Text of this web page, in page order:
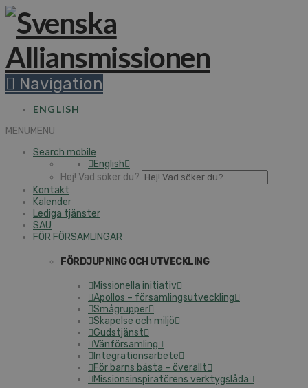
Navigation
ENGLISH
MENUMENU
Search mobile
English
Hej! Vad söker du?
Kontakt
Kalender
Lediga tjänster
SAU
FÖR FÖRSAMLINGAR
FÖRDJUPNING OCH UTVECKLING
Missionella initiativ
Apollos – församlingsutveckling
Smågrupper
Skapelse och miljö
Gudstjänst
Vänförsamling
Integrationsarbete
För barns bästa – överallt
Missionsinspiratörens verktygslåda